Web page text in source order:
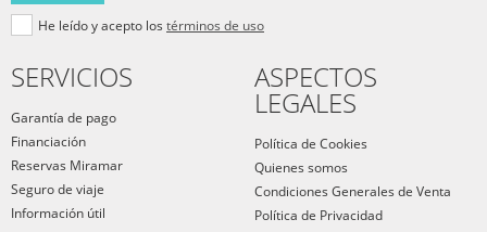
He leído y acepto los términos de uso
SERVICIOS
Garantía de pago
Financiación
Reservas Miramar
Seguro de viaje
Información útil
ASPECTOS
LEGALES
Política de Cookies
Quienes somos
Condiciones Generales de Venta
Política de Privacidad